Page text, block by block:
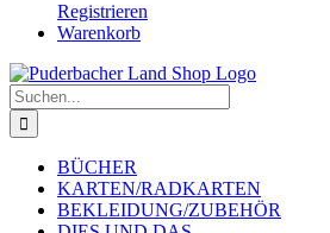
Registrieren
Warenkorb
Suche
nach:
BÜCHER
KARTEN/RADKARTEN
BEKLEIDUNG/ZUBEHÖR